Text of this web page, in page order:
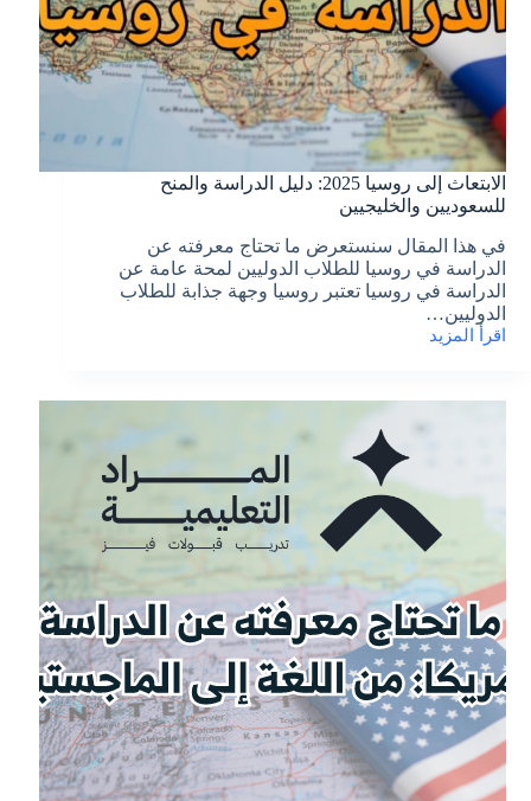
الابتعاث إلى روسيا 2025: دليل الدراسة والمنح
للسعوديين والخليجيين
في هذا المقال سنستعرض ما تحتاج معرفته عن
الدراسة في روسيا للطلاب الدوليين لمحة عامة عن
الدراسة في روسيا تعتبر روسيا وجهة جذابة للطلاب
الدوليين…
اقرأ المزيد
الابتعاث
2025:
للسعوديين